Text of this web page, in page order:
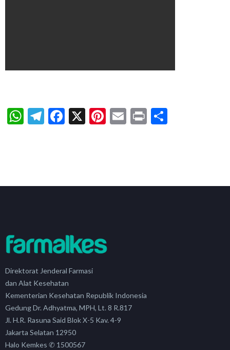
WhatsApp
Telegram
Facebook
X Pinterest
Email
Print
Direktorat Jenderal Farmasi
dan Alat Kesehatan
Kementerian Kesehatan Republik Indonesia
Gedung Dr. Adhyatma, MPH, Lt. 8 R.817
Jl. H.R. Rasuna Said Blok X-5 Kav. 4-9
Jakarta Selatan 12950
Halo Kemkes ✆ 1500567